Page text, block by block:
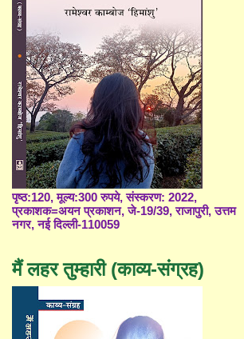
पृष्ठ:120, मूल्य:300 रुपये, संस्करण: 2022,
प्रकाशक=अयन प्रकाशन, जे-19/39, राजापुरी, उत्तम
नगर, नई दिल्ली-110059
मैं लहर तुम्हारी (काव्य-संग्रह)